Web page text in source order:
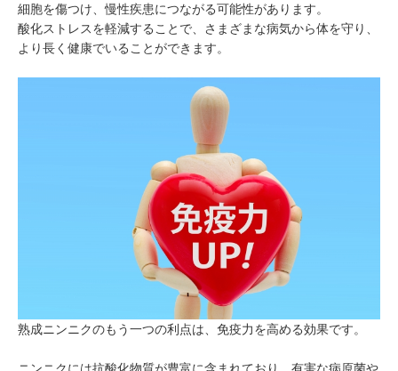
細胞を傷つけ、慢性疾患につながる可能性があります。
酸化ストレスを軽減することで、さまざまな病気から体を守り、
より長く健康でいることができます。
熟成ニンニクのもう一つの利点は、免疫力を高める効果です。